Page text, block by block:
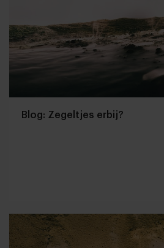
Blog: Zegeltjes erbij?